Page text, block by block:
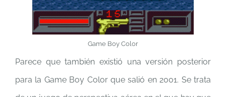
Game Boy Color
Parece que también existió una versión posterior
para la Game Boy Color que salió en 2001. Se trata